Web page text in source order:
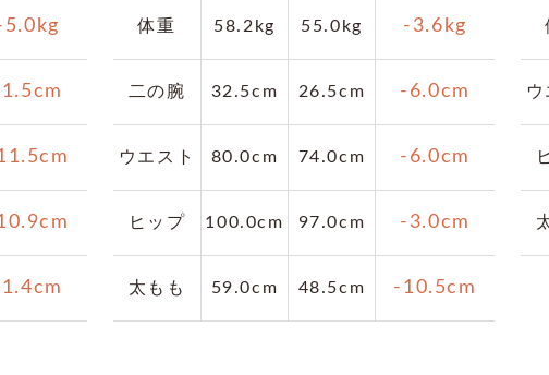
5.0kg 体重 58.2kg 55.0kg -3.6kg
二の腕 32.5cm 26.5cm -6.0cm
ウエスト 80.0cm 74.0cm -6.0cm
ヒップ 100.0cm 97.0cm -3.0cm
太もも 59.0cm 48.5cm -10.5cm